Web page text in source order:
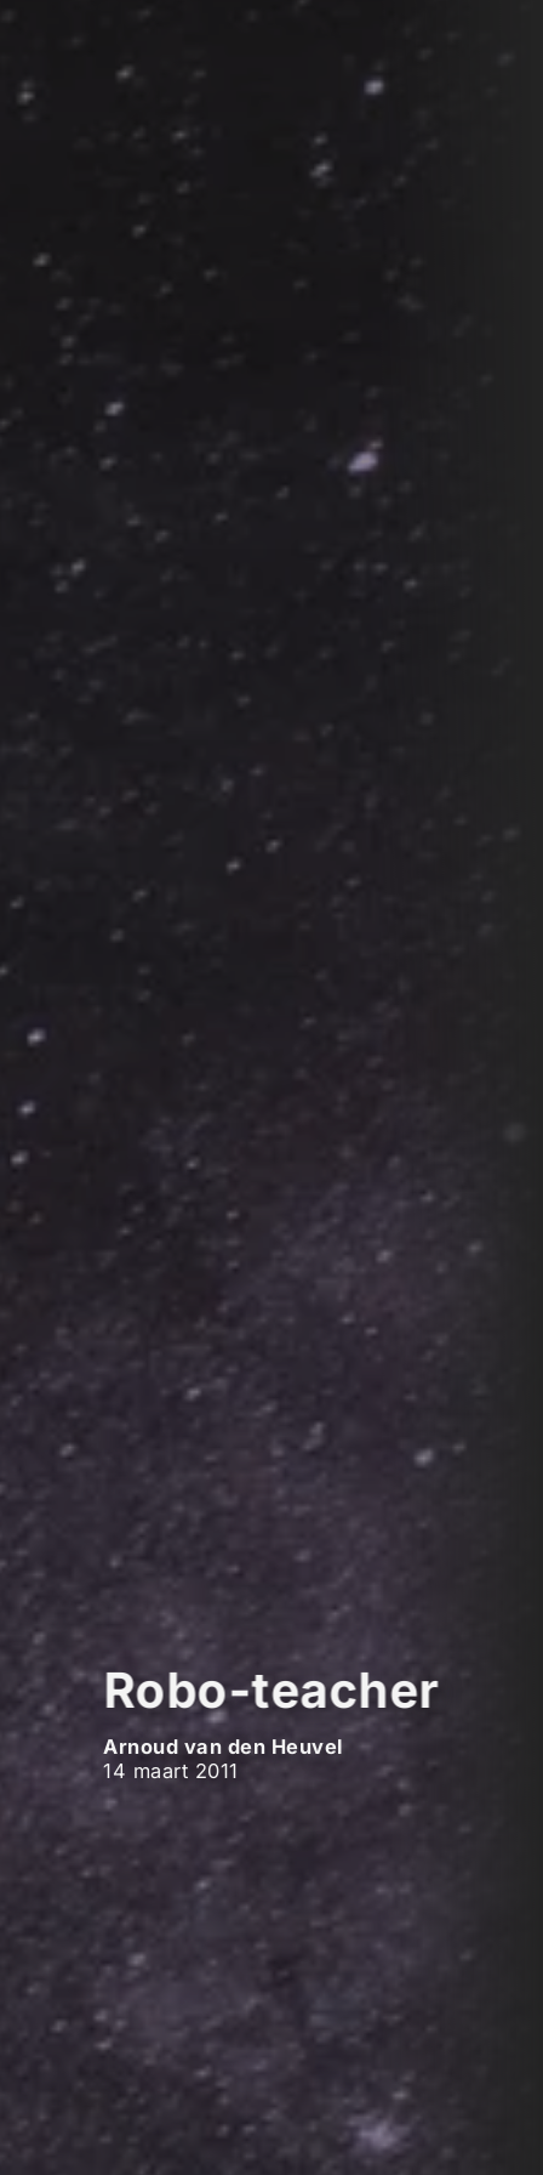
Robo-teacher
Arnoud van den Heuvel
14 maart 2011